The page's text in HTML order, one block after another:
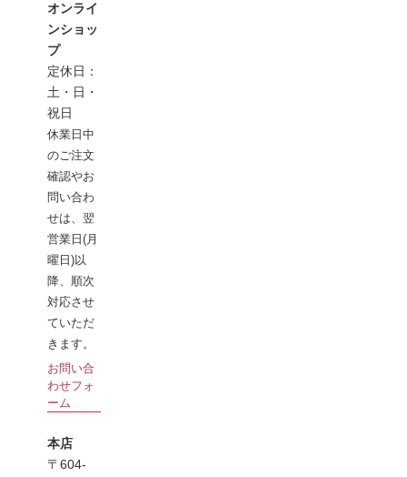
オンライ
ンショッ
プ
定休日：
土・日・
祝日
休業日中
のご注文
確認やお
問い合わ
せは、翌
営業日(月
曜日)以
降、順次
対応させ
ていただ
きます。
お問い合
わせフォ
ーム
本店
〒604-